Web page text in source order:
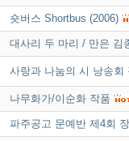
숏버스 Shortbus (2006)
대사리 두 마리 / 만은 김
사랑과 나눔의 시 낭송회
나무화가/이순화 작품
파주공고 문예반 제4회